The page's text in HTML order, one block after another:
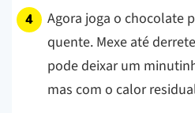
Agora joga o chocolate
quente. Mexe até
pode deixar um
mas com o calor